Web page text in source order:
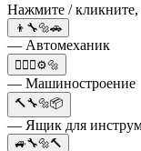
Нажмите / кликните,
👦🔧🔩🚗
— Автомеханик
👷🏽‍♀️⚙️🔩
— Машиностроение
🔨🔧🔩📦
— Ящик для
🚙🔧🔩🔨